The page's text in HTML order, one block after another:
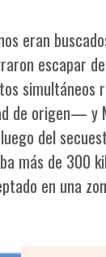
eran
escapar
simultáneos
de origen— y
del
más de 300
en una